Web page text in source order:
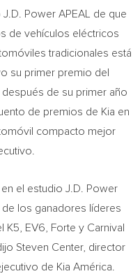
Power APEAL de que
de vehículos eléctricos
tradicionales está
su primer premio del
de su primer año
de premios de Kia en
compacto mejor
el estudio J.D. Power
los ganadores líderes
EV6, Forte y Carnival
Steven Center, director
de Kia América.